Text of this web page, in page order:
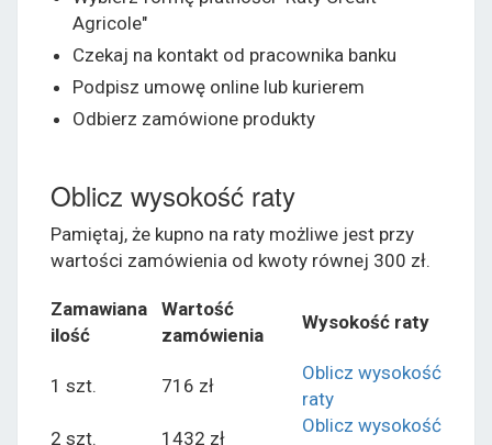
Agricole"
Czekaj na kontakt od pracownika banku
Podpisz umowę online lub kurierem
Odbierz zamówione produkty
Oblicz wysokość raty
Pamiętaj, że kupno na raty możliwe jest przy
wartości zamówienia od kwoty równej 300 zł.
Zamawiana
ilość
Wartość
zamówienia
Wysokość raty
1 szt. 716 zł
Oblicz wysokość
raty
2 szt.
1432 zł
Oblicz wysokość